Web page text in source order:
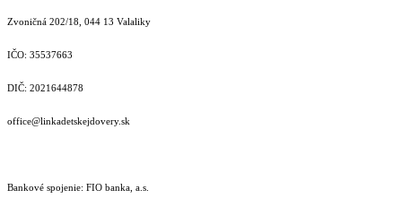
Zvoničná 202/18, 044 13 Valaliky
IČO: 35537663
DIČ: 2021644878
office@linkadetskejdovery.sk
Bankové spojenie: FIO banka, a.s.